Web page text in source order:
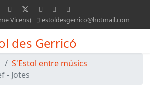
Vicens) estoldesgerrico@hotmail.com
des Gerricó
S'Estol entre músics
- Jotes